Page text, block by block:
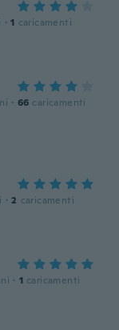
· 1 caricamenti
· 66 caricamenti
· 2 caricamenti
· 1 caricamenti